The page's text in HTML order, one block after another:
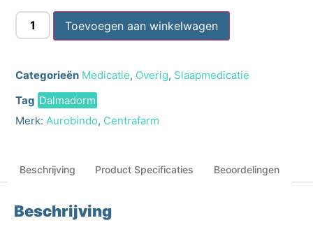
Toevoegen aan winkelwagen
Categorieën Medicatie, Overig, Slaapmedicatie
Tag Dalmadorm
Merk:Aurobindo, Centrafarm
Beschrijving Product Specificaties Beoordelingen
Beschrijving